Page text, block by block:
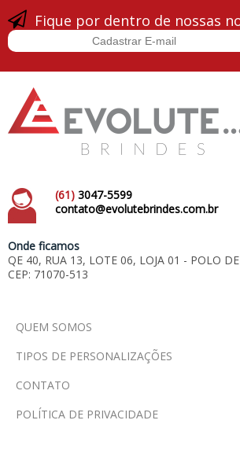
Fique por dentro de nossas
(61) 3047-5599
contato@evolutebrindes.com.br
Onde ficamos
QE 40, RUA 13, LOTE 06, LOJA 01 - POLO
CEP: 71070-513
QUEM SOMOS
TIPOS DE PERSONALIZAÇÕES
CONTATO
POLÍTICA DE PRIVACIDADE